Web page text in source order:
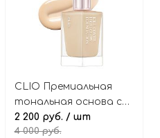
CLIO Премиальная
тональная основа с
естественным
сиянием, оттенок 3-
2 200 руб. / шт
4 000 руб.